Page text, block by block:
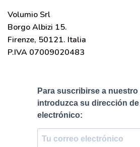
Volumio Srl
Borgo Albizi 15.
Firenze, 50121. Italia
P.IVA 07009020483
Para suscribirse a
introduzca su dirección
electrónico: